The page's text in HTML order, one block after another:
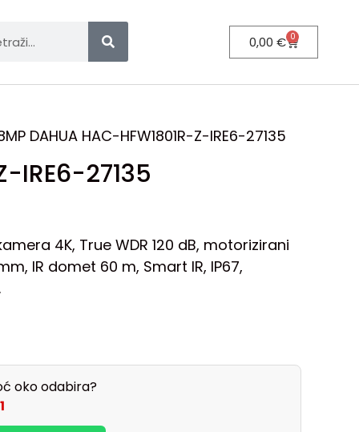
0,00€ 0
DAHUA HAC-HFW1801R-Z-IRE6-27135
IRE6-27135
4K, True WDR 120 dB, motorizirani
IR domet 60 m, Smart IR, IP67,
oko odabira?